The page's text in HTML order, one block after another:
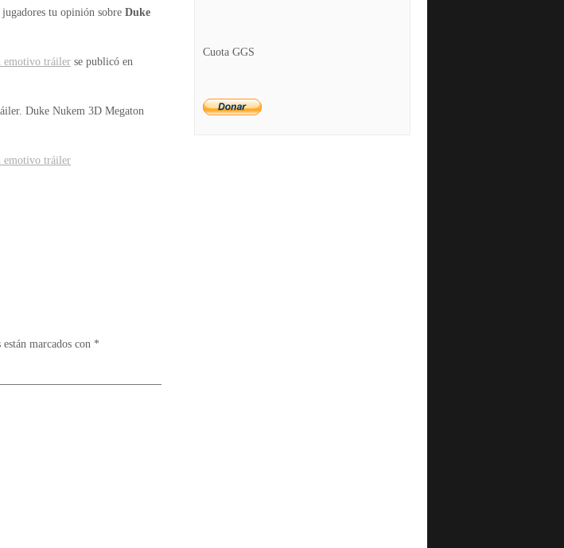
tu opinión sobre Duke
emotivo tráiler se publicó en
Duke Nukem 3D Megaton
emotivo tráiler
marcados con *
Cuota GGS